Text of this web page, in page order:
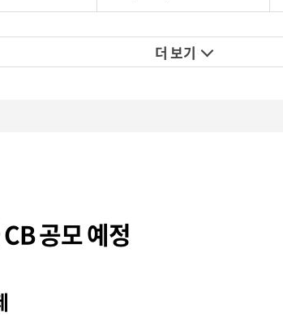
더 보기
공모 예정